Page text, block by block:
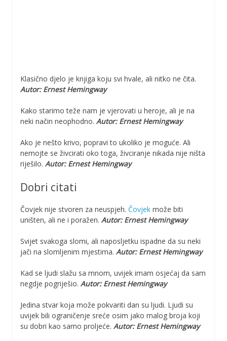
Klasično djelo je knjiga koju svi hvale, ali nitko ne čita.
Autor: Ernest Hemingway
Kako starimo teže nam je vjerovati u heroje, ali je na
neki način neophodno. Autor: Ernest Hemingway
Ako je nešto krivo, popravi to ukoliko je moguće. Ali
nemojte se živcirati oko toga, živciranje nikada nije ništa
riješilo. Autor: Ernest Hemingway
Dobri citati
Čovjek nije stvoren za neuspjeh. Čovjek može biti
uništen, ali ne i poražen. Autor: Ernest Hemingway
Svijet svakoga slomi, ali naposljetku ispadne da su neki
jači na slomljenim mjestima. Autor: Ernest Hemingway
Kad se ljudi slažu sa mnom, uvijek imam osjećaj da sam
negdje pogriješio. Autor: Ernest Hemingway
Jedina stvar koja može pokvariti dan su ljudi. Ljudi su
uvijek bili ograničenje sreće osim jako malog broja koji
su dobri kao samo proljeće. Autor: Ernest Hemingway